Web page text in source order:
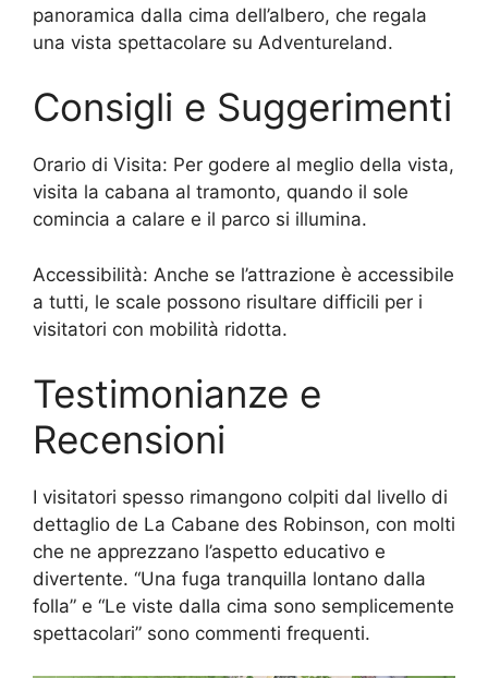
panoramica dalla cima dell’albero, che regala
una vista spettacolare su Adventureland.
Consigli e Suggerimenti
Orario di Visita: Per godere al meglio della vista,
visita la cabana al tramonto, quando il sole
comincia a calare e il parco si illumina.
Accessibilità: Anche se l’attrazione è accessibile
a tutti, le scale possono risultare difficili per i
visitatori con mobilità ridotta.
Testimonianze e
Recensioni
I visitatori spesso rimangono colpiti dal livello di
dettaglio de La Cabane des Robinson, con molti
che ne apprezzano l’aspetto educativo e
divertente. “Una fuga tranquilla lontano dalla
folla” e “Le viste dalla cima sono semplicemente
spettacolari” sono commenti frequenti.